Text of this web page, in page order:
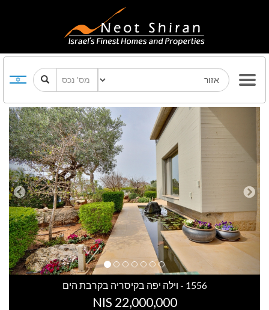
Previous Next
1556 - וילה יפה בקיסריה בקרבת הים
22,000,000 NIS